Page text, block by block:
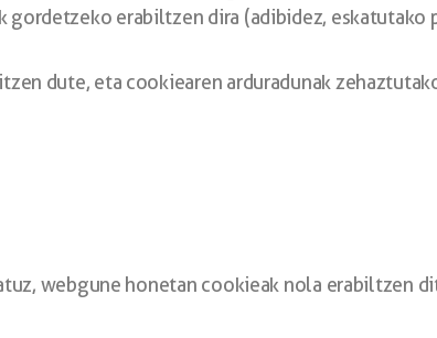
erabiltzen dira (adibidez, eskatutako
dute, eta cookiearen arduradunak
webgune honetan cookieak nola erabiltzen